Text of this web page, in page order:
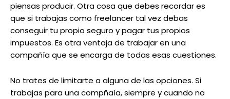
piensas producir. Otra cosa que debes recordar es
que si trabajas como freelancer tal vez debas
conseguir tu propio seguro y pagar tus propios
impuestos. Es otra ventaja de trabajar en una
compañía que se encarga de todas esas cuestiones.
No trates de limitarte a alguna de las opciones. Si
trabajas para una compñaía, siempre y cuando no